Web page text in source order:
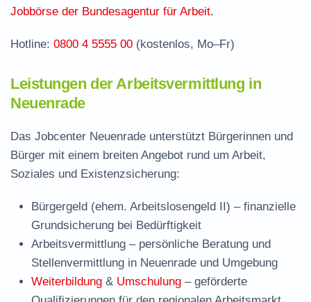
Häufige Fragen rund ums Jobcenter
Jobbörse der Bundesagentur für Arbeit.
Hotline: 0800 4 5555 00 (kostenlos, Mo–Fr)
Leistungen der Arbeitsvermittlung in
Neuenrade
Das Jobcenter Neuenrade unterstützt Bürgerinnen und
Bürger mit einem breiten Angebot rund um Arbeit,
Soziales und Existenzsicherung:
Bürgergeld (ehem. Arbeitslosengeld II) – finanzielle
Grundsicherung bei Bedürftigkeit
Arbeitsvermittlung – persönliche Beratung und
Stellenvermittlung in Neuenrade und Umgebung
Weiterbildung & Umschulung – geförderte